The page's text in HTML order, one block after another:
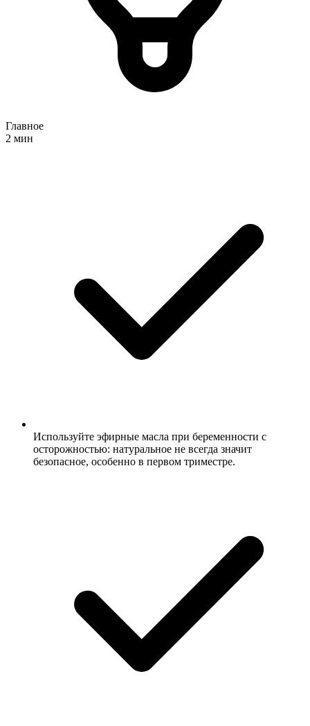
Главное
2 мин
Используйте эфирные масла при беременности с
осторожностью: натуральное не всегда значит
безопасное, особенно в первом триместре.